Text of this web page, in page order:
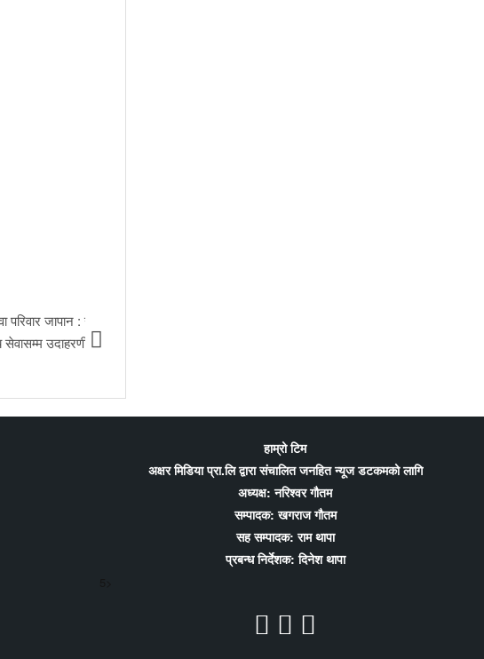
परिवार जापान : खेलकुददेखि शिक्षा र
सेवासम्म उदाहरणीय अभियान
हाम्रो टिम
अक्षर मिडिया प्रा.लि द्वारा संचालित जनहित न्यूज डटकमको लागि
अध्यक्ष: नरिश्वर गौतम
सम्पादक: खगराज गौतम
सह सम्पादक: राम थापा
प्रबन्ध निर्देशक: दिनेश थापा